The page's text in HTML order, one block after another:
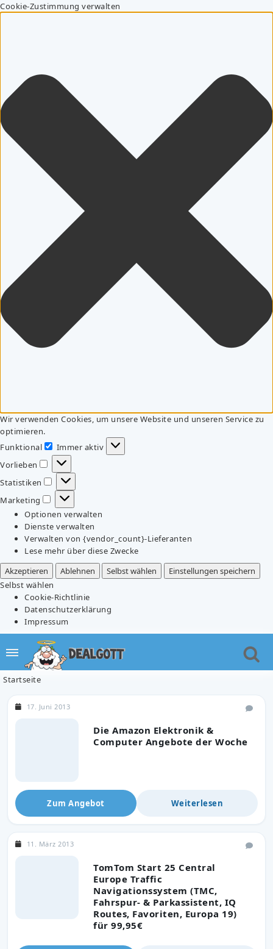
Cookie-Zustimmung verwalten
Wir verwenden Cookies, um unsere Website und unseren Service zu
optimieren.
Funktional
Funktional
Immer aktiv
Vorlieben
Vorlieben
Statistiken
Statistiken
Marketing
Marketing
Optionen verwalten
Dienste verwalten
Verwalten von {vendor_count}-Lieferanten
Lese mehr über diese Zwecke
Akzeptieren
Ablehnen Selbst wählen
Einstellungen speichern
Selbst wählen
Cookie-Richtlinie
Datenschutzerklärung
Impressum
Startseite
Die Amazon Elektronik &
Computer Angebote der Woche
17. Juni 2013
Zum Angebot Weiterlesen
TomTom Start 25 Central
Europe Traffic
Navigationssystem (TMC,
Fahrspur- & Parkassistent, IQ
Routes, Favoriten, Europa 19)
für 99,95€
11. März 2013